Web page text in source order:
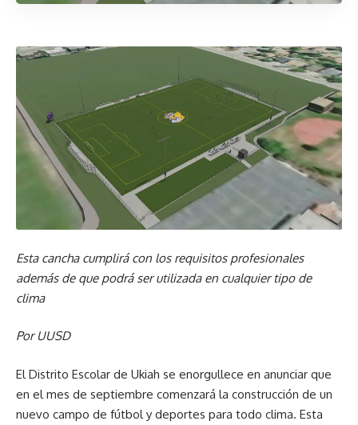
Esta cancha cumplirá con los requisitos profesionales
además de que podrá ser utilizada en cualquier tipo de
clima
Por UUSD
El Distrito Escolar de Ukiah se enorgullece en anunciar que
en el mes de septiembre comenzará la construcción de un
nuevo campo de fútbol y deportes para todo clima. Esta